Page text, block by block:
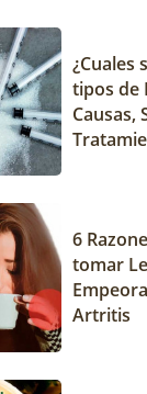
¿Cuales
tipos de
Causas,
6
tomar
Artritis